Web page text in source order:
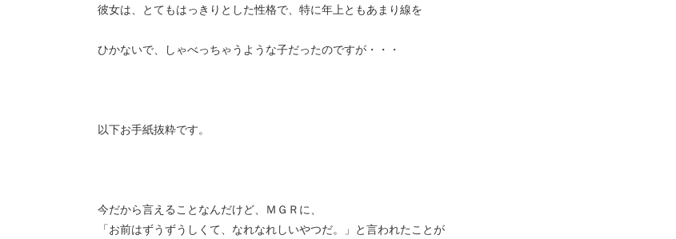
彼女は、とてもはっきりとした性格で、特に年上ともあまり線を
ひかないで、しゃべっちゃうような子だったのですが・・・
以下お手紙抜粋です。
今だから言えることなんだけど、ＭＧＲに、
「お前はずうずうしくて、なれなれしいやつだ。」と言われたことが